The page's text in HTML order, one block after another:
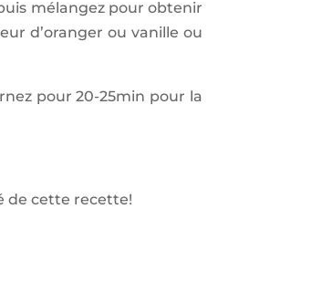
mélangez pour obtenir
d’oranger ou vanille ou
pour 20-25min pour la
de cette recette!